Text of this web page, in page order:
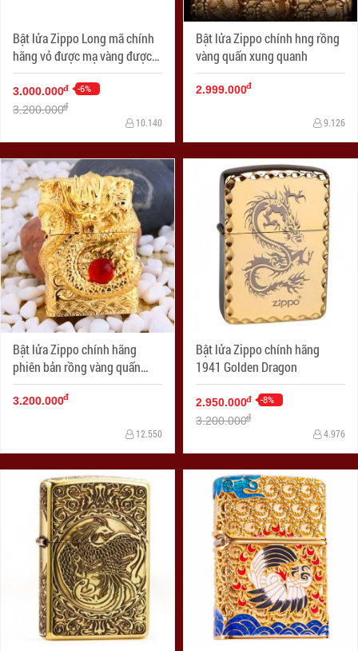
Bật lửa Zippo Long mã chính
hãng vỏ được mạ vàng được
gia công tỉ mỉ từng chi tiết
nhìn rất sắc nét
3.000.000đ -6%
3.200.000đ
10.140
Bật lửa Zippo chính hng rồng
vàng quấn xung quanh
2.999.000đ
9.126
Bật lửa Zippo chính hãng
phiên bản rồng vàng quấn
ngọc đỏ
3.200.000đ
12.550
Bật lửa Zippo chính hãng
1941 Golden Dragon
2.950.000đ -8%
3.200.000đ
4.976